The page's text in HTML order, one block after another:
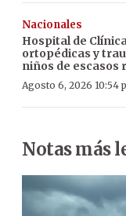
Nacionales
Hospital de
ortopédicas y
niños de escasos
Agosto 6, 2026 10:54
Notas más